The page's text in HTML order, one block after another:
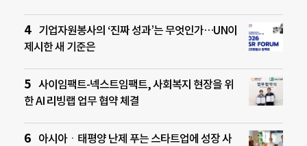
기업자원봉사의 ‘진짜 성과’는 무엇인가…UN이
제시한 새 기준은
사이임팩트-넥스트임팩트, 사회복지 현장을 위
한 AI 리빙랩 업무 협약 체결
아시아ㆍ태평양 난제 푸는 스타트업에 성장 사